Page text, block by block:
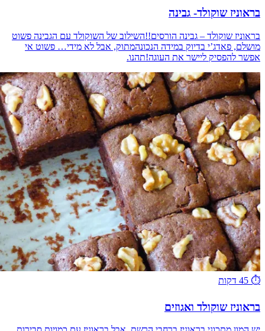
בראוניז שוקולד- גבינה
בראוניז שוקולד – גבינה הורסים!!השילוב של השוקולד עם הגבינה פשוט
מושלם, פאדג’י בדיוק במידה הנכונהמתוק, אבל לא מידי… פשוט אי
אפשר להפסיק ליישר את העוגה!תהנו.
⏱️ 45 דקות
בראוניז שוקולד ואגוזים